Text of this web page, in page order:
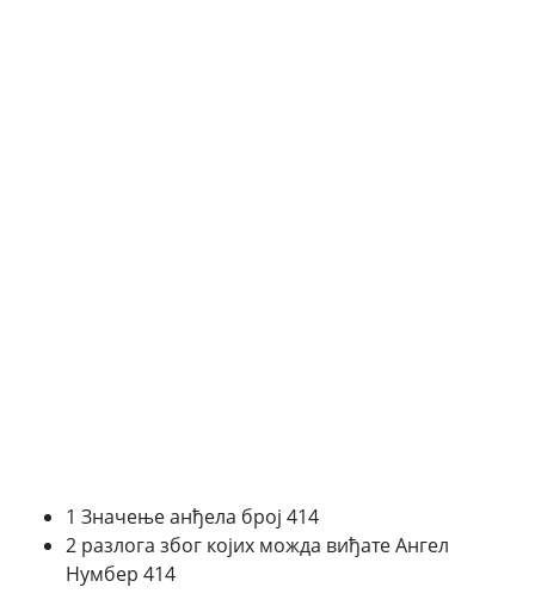
1 Значење анђела број 414
2 разлога због којих можда виђате Ангел
Нумбер 414